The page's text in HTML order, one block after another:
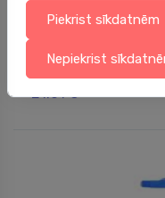
Noslēgatloks ar
21.01 €
Piekrist sīkdatnēm
Nepiekrist